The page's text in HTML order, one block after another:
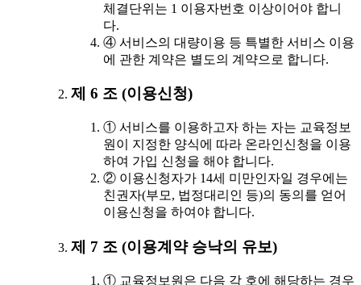
체결단위는 1 이용자번호 이상이어야 합니
다.
④ 서비스의 대량이용 등 특별한 서비스 이용
에 관한 계약은 별도의 계약으로 합니다.
제 6 조 (이용신청)
① 서비스를 이용하고자 하는 자는 교육정보
원이 지정한 양식에 따라 온라인신청을 이용
하여 가입 신청을 해야 합니다.
② 이용신청자가 14세 미만인자일 경우에는
친권자(부모, 법정대리인 등)의 동의를 얻어
이용신청을 하여야 합니다.
제 7 조 (이용계약 승낙의 유보)
① 교육정보원은 다음 각 호에 해당하는 경우